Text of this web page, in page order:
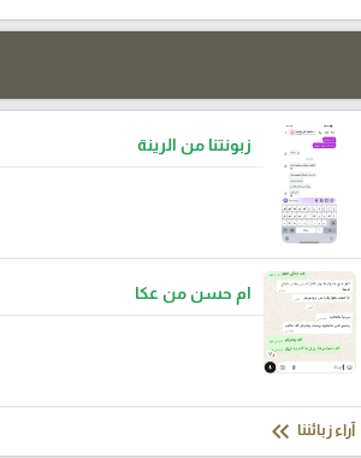
زبونتنا من الرينة
ام حسن من عكا
آراء زبائننا keyboard_double_arrow_left